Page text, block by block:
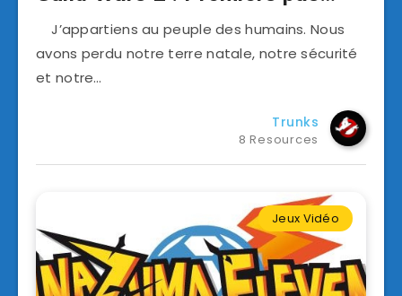
J’appartiens au peuple des humains. Nous
avons perdu notre terre natale, notre sécurité
et notre…
Trunks
8 Resources
Jeux Vidéo